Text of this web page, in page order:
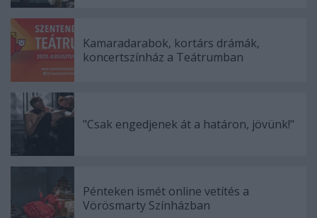
Kamaradarabok, kortárs drámák,
koncertszínház a Teátrumban
"Csak engedjenek át a határon, jövünk!"
Pénteken ismét online vetítés a
Vörösmarty Színházban